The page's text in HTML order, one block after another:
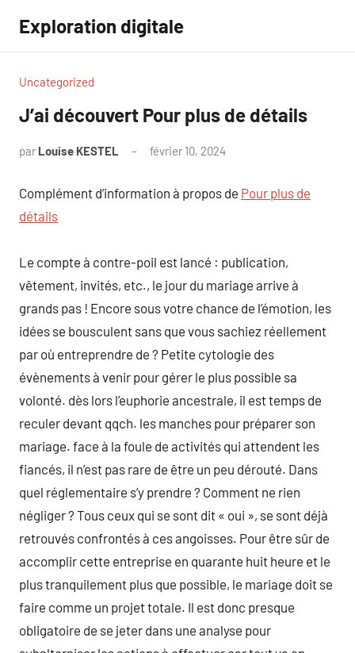
contenu
Exploration digitale
Uncategorized
J’ai découvert Pour plus de détails
par Louise KESTEL février 10, 2024
Complément d’information à propos de Pour plus de
détails
Le compte à contre-poil est lancé : publication,
vêtement, invités, etc., le jour du mariage arrive à
grands pas ! Encore sous votre chance de l’émotion, les
idées se bousculent sans que vous sachiez réellement
par où entreprendre de ? Petite cytologie des
évènements à venir pour gérer le plus possible sa
volonté. dès lors l’euphorie ancestrale, il est temps de
reculer devant qqch. les manches pour préparer son
mariage. face à la foule de activités qui attendent les
fiancés, il n’est pas rare de être un peu dérouté. Dans
quel réglementaire s’y prendre ? Comment ne rien
négliger ? Tous ceux qui se sont dit « oui », se sont déjà
retrouvés confrontés à ces angoisses. Pour être sûr de
accomplir cette entreprise en quarante huit heure et le
plus tranquilement plus que possible, le mariage doit se
faire comme un projet totale. Il est donc presque
obligatoire de se jeter dans une analyse pour